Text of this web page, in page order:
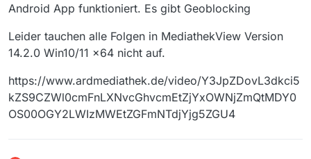
Android App funktioniert. Es gibt Geoblocking
Leider tauchen alle Folgen in MediathekView Version
14.2.0 Win10/11 x64 nicht auf.
https://www.ardmediathek.de/video/Y3JpZDovL3dkci5
kZS9CZWl0cmFnLXNvcGhvcmEtZjYxOWNjZmQtMDY0
OS00OGY2LWIzMWEtZGFmNTdjYjg5ZGU4